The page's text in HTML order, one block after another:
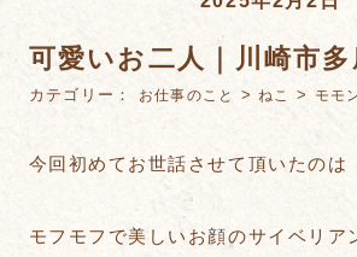
可愛いお二人｜川崎市多
カテゴリー： お仕事のこと >ねこ > モモ
今回初めてお世話させて頂いたのは
モフモフで美しいお顔のサイベリア